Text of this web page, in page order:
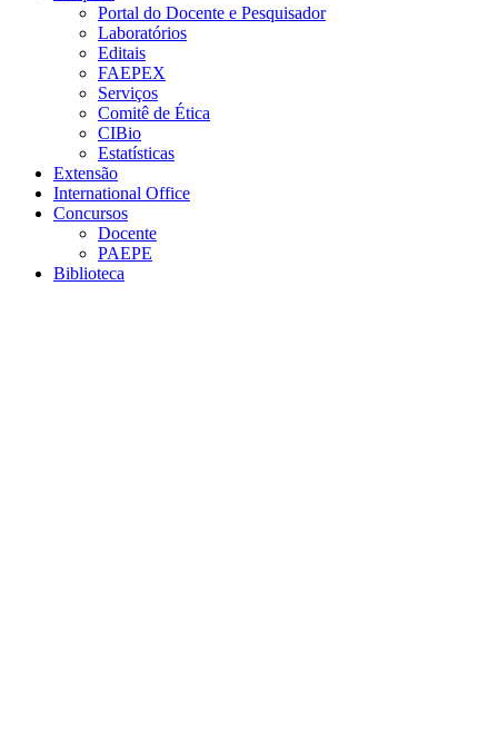
Portal do Docente e Pesquisador
Laboratórios
Editais
FAEPEX
Serviços
Comitê de Ética
CIBio
Estatísticas
Extensão
International Office
Concursos
Docente
PAEPE
Biblioteca